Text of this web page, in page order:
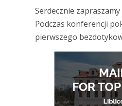
Serdecznie
Podczas konferencji
pierwszego